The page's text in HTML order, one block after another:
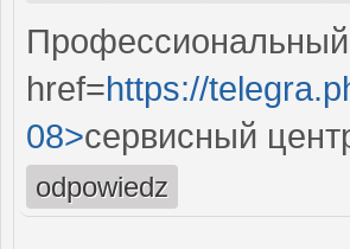
href=https://
08>сервисный
odpowiedz